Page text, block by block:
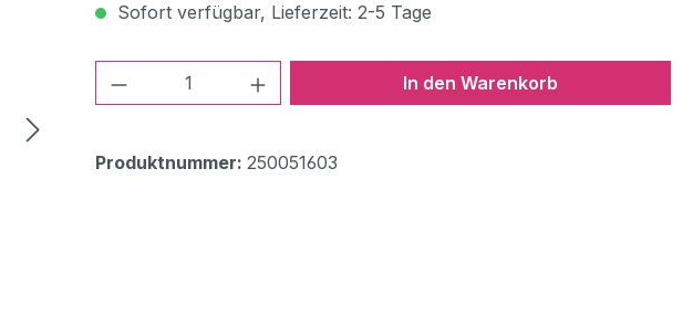
Sofort verfügbar, Lieferzeit: 2-5 Tage
Produkt Anzahl: Gib den gewünschten Wert
In den Warenkorb
Produktnummer: 250051603